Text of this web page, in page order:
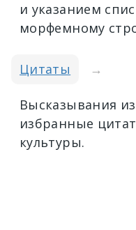
и указанием
морфемному
Цитаты →
Высказывания
избранные
культуры.